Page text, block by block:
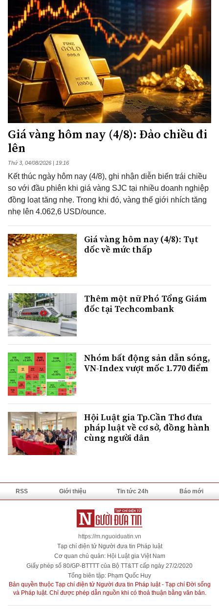
Giá vàng hôm nay (4/8): Đảo chiều đi
lên
Thứ 3, 04/08/2026 | 19:16
Kết thúc ngày hôm nay (4/8), ghi nhận diễn biến trái chiều
so với đầu phiên khi giá vàng SJC tại nhiều doanh nghiệp
đồng loạt tăng nhẹ. Trong khi đó, vàng thế giới nhích tăng
nhẹ lên 4.062,6 USD/ounce.
Giá vàng hôm nay (4/8): Tụt
dốc về mức thấp
Thêm một nữ Phó Tổng Giám
đốc tại Techcombank
Nhóm bất động sản dẫn sóng,
VN-Index vượt mốc 1.770 điểm
Hội Luật gia Tp.Cần Thơ đưa
pháp luật về cơ sở, đồng hành
cùng người dân
RSS Giới thiệu Tin tức 24h Báo mới
https://m.nguoiduatin.vn
Tạp chí điện tử Người đưa tin Pháp luật
Cơ quan chủ quản: Hội Luật gia Việt Nam
Giấy phép số 80/GP-BTTTT của Bộ TT&TT cấp ngày 27/2/2020
Tổng biên tập: Phạm Quốc Huy
Bản quyền thuộc Tạp chí điện tử Người đưa tin Pháp luật - Tạp chí Đời sống
và Pháp luật. Chỉ được phép dẫn nguồn khi có thoả thuận bằng văn bản.